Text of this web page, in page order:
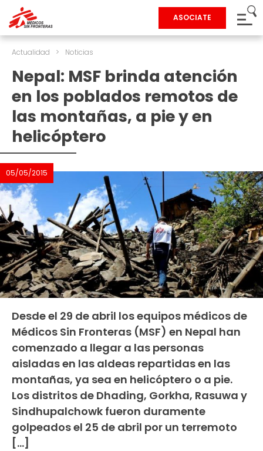
ASOCIATE
Actualidad > Noticias
Nepal: MSF brinda atención
en los poblados remotos de
las montañas, a pie y en
helicóptero
05/05/2015
Desde el 29 de abril los equipos médicos de
Médicos Sin Fronteras (MSF) en Nepal han
comenzado a llegar a las personas
aisladas en las aldeas repartidas en las
montañas, ya sea en helicóptero o a pie.
Los distritos de Dhading, Gorkha, Rasuwa y
Sindhupalchowk fueron duramente
golpeados el 25 de abril por un terremoto
[…]